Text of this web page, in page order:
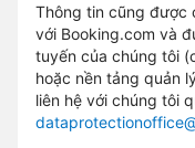
Thông tin cũng được
với Booking.com và
tuyến của chúng tôi
hoặc nền tảng quản
liên hệ với chúng tôi